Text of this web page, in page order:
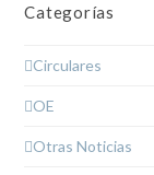
Categorías
Circulares
OE
Otras Noticias